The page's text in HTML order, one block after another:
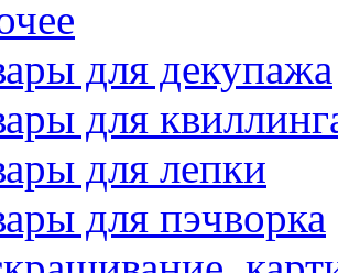
для декупажа
для
для лепки
для пэчворка